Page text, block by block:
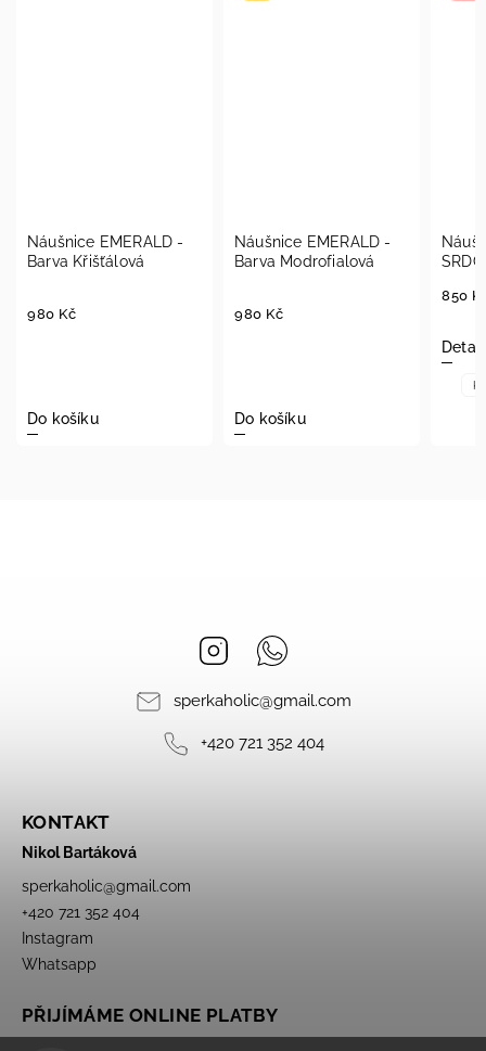
Náušnice EMERALD -
Barva Křišťálová
980 Kč
Do košíku
Náušnice EMERALD -
Barva Modrofialová
980 Kč
Do košíku
850
Detail
Instagram
sperkaholic@gmail.com
+420 721 352 404
KONTAKT
Nikol Bartáková
sperkaholic@gmail.com
+420 721 352 404
Instagram
Whatsapp
PŘIJÍMÁME ONLINE PLATBY